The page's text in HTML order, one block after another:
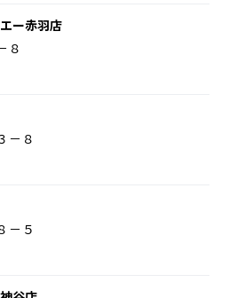
ー赤羽店
８
－８
－５